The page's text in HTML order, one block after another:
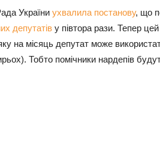
України ухвалила постанову, що
депутатів у півтора рази. Тепер
на місяць депутат може
Тобто помічники нардепів